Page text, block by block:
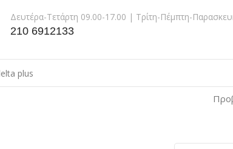
Δευτέρα-Τετάρτη 09.00-17.00 | Τρίτη-Πέμπτη-
210 6912133